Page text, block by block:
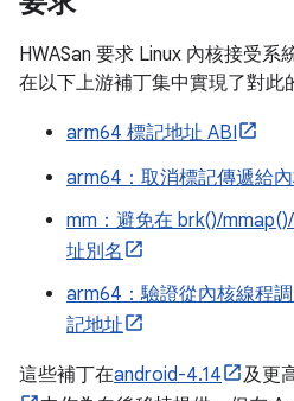
HWASan 要求 Linux 內核接受系
在以下上游補丁集中實現了對此
arm64 標記地址 ABI
arm64：取消標記傳遞給
mm：避免在 brk()/
址別名
arm64：驗證從內核線程
記地址
這些補丁在android-4.14 及更